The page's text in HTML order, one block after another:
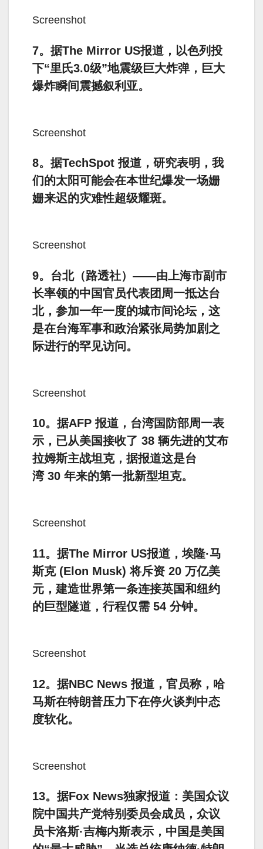
Screenshot
7。据The Mirror US报道，以色列投
下“里氏3.0级”地震级巨大炸弹，巨大
爆炸瞬间震撼叙利亚。
Screenshot
8。据TechSpot 报道，研究表明，我
们的太阳可能会在本世纪爆发一场姗
姗来迟的灾难性超级耀斑。
Screenshot
9。台北（路透社）——由上海市副市
长率领的中国官员代表团周一抵达台
北，参加一年一度的城市间论坛，这
是在台海军事和政治紧张局势加剧之
际进行的罕见访问。
Screenshot
10。据AFP 报道，台湾国防部周一表
示，已从美国接收了 38 辆先进的艾布
拉姆斯主战坦克，据报道这是台
湾 30 年来的第一批新型坦克。
Screenshot
11。据The Mirror US报道，埃隆·马
斯克 (Elon Musk) 将斥资 20 万亿美
元，建造世界第一条连接英国和纽约
的巨型隧道，行程仅需 54 分钟。
Screenshot
12。据NBC News 报道，官员称，哈
马斯在特朗普压力下在停火谈判中态
度软化。
Screenshot
13。据Fox News独家报道：美国众议
院中国共产党特别委员会成员，众议
员卡洛斯·吉梅内斯表示，中国是美国